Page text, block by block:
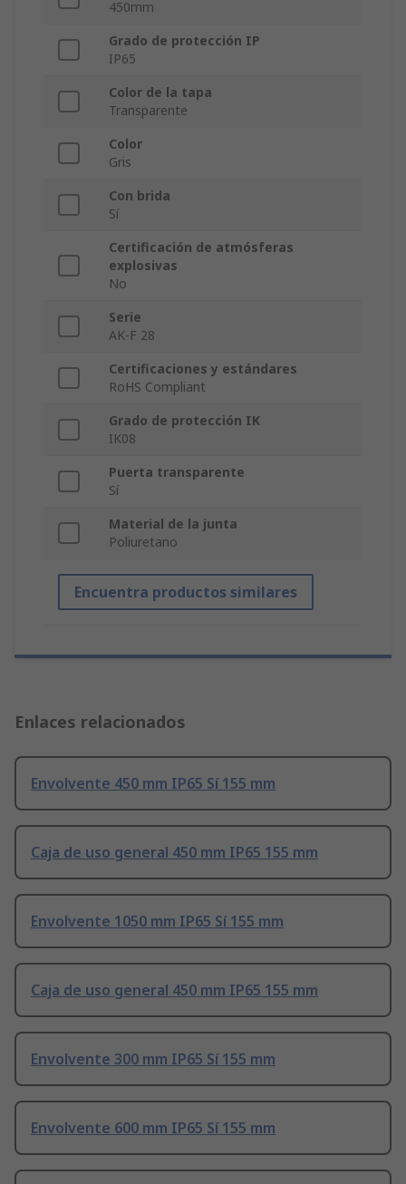
450mm
Grado de protección IP
IP65
Color de la tapa
Transparente
Color
Gris
Con brida
Sí
Certificación de atmósferas
explosivas
No
Serie
AK-F 28
Certificaciones y estándares
RoHS Compliant
Grado de protección IK
IK08
Puerta transparente
Sí
Material de la junta
Poliuretano
Encuentra productos similares
Enlaces relacionados
Envolvente 450 mm IP65 Sí 155 mm
Caja de uso general 450 mm IP65 155 mm
Envolvente 1050 mm IP65 Sí 155 mm
Caja de uso general 450 mm IP65 155 mm
Envolvente 300 mm IP65 Sí 155 mm
Envolvente 600 mm IP65 Sí 155 mm